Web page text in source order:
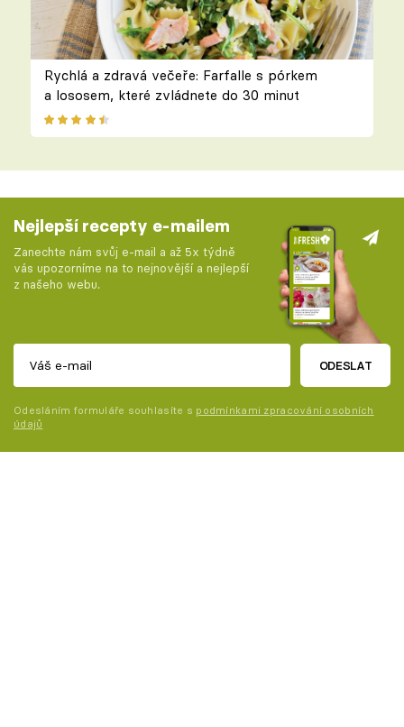
Rychlá a zdravá večeře: Farfalle s pórkem
a lososem, které zvládnete do 30 minut
Nejlepší recepty e-mailem
Zanechte nám svůj e-mail a až 5x týdně
vás upozorníme na to nejnovější a nejlepší
z našeho webu.
ODESLAT
Odesláním formuláře souhlasíte s podmínkami zpracování osobních
údajů